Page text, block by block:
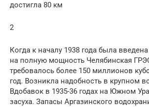
достигла 80 км
2
Когда к началу 1938 года была
на полную мощность Челябинская
требовалось более 150 миллионов
год. Возникла надобность в крупном
Вдобавок в 1935-36 годах на Южном
засуха. Запасы Аргазинского